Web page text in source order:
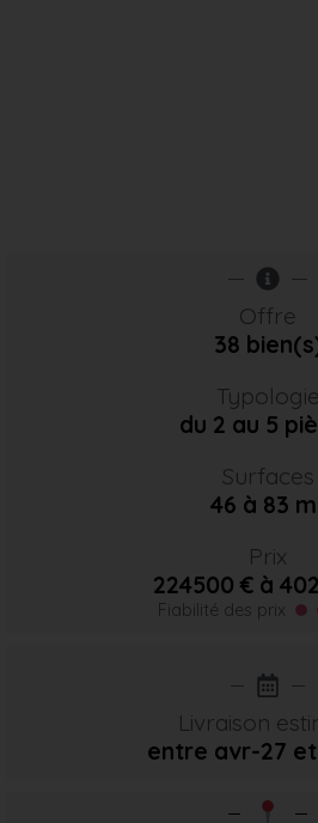
Offre
38
Typologie
du 2 au 5
Surfaces
46 à 83
Prix
224500 € à
Fiabilité des prix
Livraison
entre avr-27